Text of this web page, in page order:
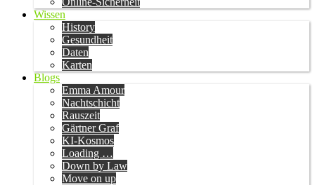
Wissen
History
Gesundheit
Daten
Karten
Blogs
Emma Amour
Nachtschicht
Rauszeit
Gärtner Graf
KI-Kosmos
Loading …
Down by Law
Move on up